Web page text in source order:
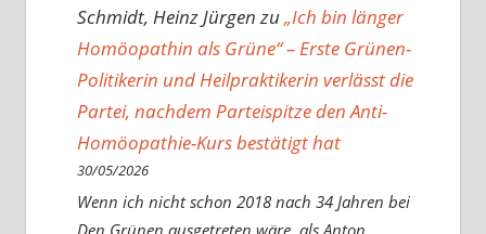
Schmidt, Heinz Jürgenzu„Ich bin länger
Homöopathin als Grüne“ – Erste Grünen-
Politikerin und Heilpraktikerin verlässt die
Partei, nachdem Parteispitze den Anti-
Homöopathie-Kurs bestätigt hat
30/05/2026
Wenn ich nicht schon 2018 nach 34 Jahren bei